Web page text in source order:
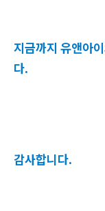
지금까지 유앤아
다.
감사합니다.